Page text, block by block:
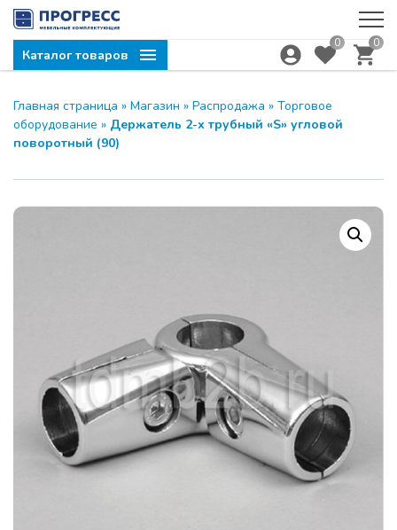
Каталог товаров
0 0
Главная страница » Магазин » Распродажа » Торговое
оборудование » Держатель 2-х трубный «S» угловой
поворотный (90)